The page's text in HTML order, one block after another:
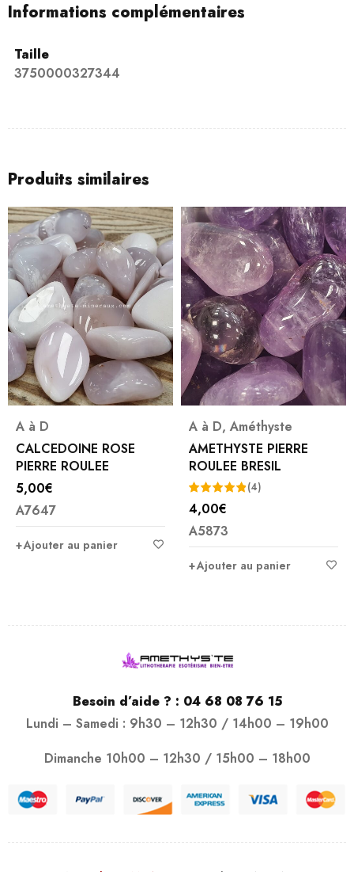
Informations complémentaires
Taille
3750000327344
Produits similaires
A à D
CALCEDOINE ROSE
PIERRE ROULEE
5,00€
A7647
Ajouter au panier
A à D, Améthyste
AMETHYSTE PIERRE
ROULEE BRESIL
Note5.00
sur 5
(4)
4,00€
A5873
Ajouter au panier
Besoin d’aide ? : 04 68 08 76 15
Lundi – Samedi : 9h30 – 12h30 / 14h00 – 19h00
Dimanche 10h00 – 12h30 / 15h00 – 18h00